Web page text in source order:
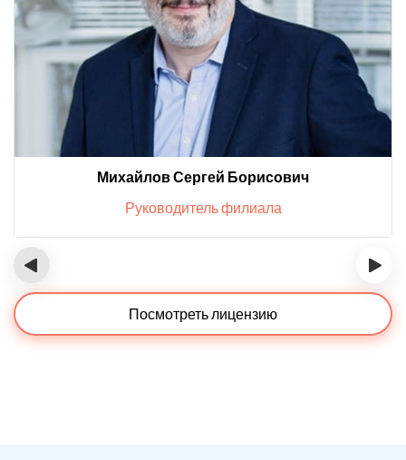
Михайлов Сергей Борисович
Руководитель филиала
‹ ›
Посмотреть лицензию